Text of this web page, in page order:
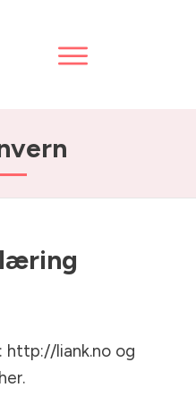
http://liank.no og